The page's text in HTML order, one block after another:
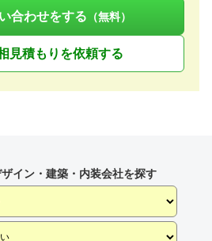
合わせをする （無料）
見積もりを依頼する
イン・建築・内装会社を探す